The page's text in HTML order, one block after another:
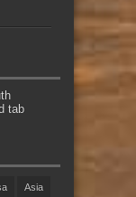
tab
Asia